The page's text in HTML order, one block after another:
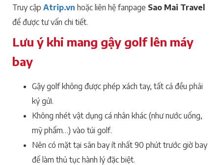
Truy cập Atrip.vn hoặc liên hệ fanpage Sao Mai Travel
để được tư vấn chi tiết.
Lưu ý khi mang gậy golf lên máy
bay
Gậy golf không được phép xách tay, tất cả đều phải
ký gửi.
Không nhét vật dụng cá nhân khác (như nước uống,
mỹ phẩm…) vào túi golf.
Nên có mặt tại sân bay ít nhất 90 phút trước giờ bay
để làm thủ tục hành lý đặc biệt.